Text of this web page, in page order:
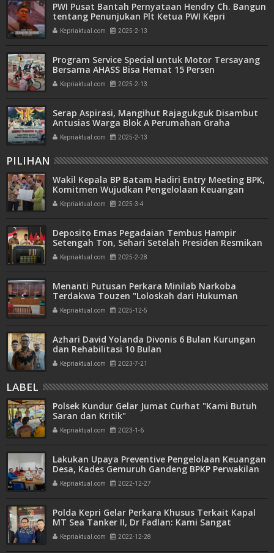
PWI Pusat Bantah Pernyataan Hendry Ch. Bangun
tentang Penunjukan Plt Ketua PWI Kepri
Kepriaktual.com 2025-2-13
Program Service Special untuk Motor Tersayang
Bersama AHASS Bisa Hemat 15 Persen
Kepriaktual.com 2025-2-13
Serap Aspirasi, Mangihut Rajagukguk Disambut
Antusias Warga Blok A Perumahan Graha
Legenda Malaka
Kepriaktual.com 2025-2-13
PILIHAN
Wakil Kepala BP Batam Hadiri Entry Meeting BPK,
Komitmen Wujudkan Pengelolaan Keuangan
Transparan dan Akuntabel
Kepriaktual.com 2025-3-4
Deposito Emas Pegadaian Tembus Hampir
Setengah Ton, Sehari Setelah Presiden Resmikan
Bank Emas
Kepriaktual.com 2025-2-28
Menanti Putusan Perkara Minilab Narkoba
Terdakwa Touzen "Loloskah dari Hukuman
Seumur Hidup atau Mati"
Kepriaktual.com 2025-12-5
Azhari David Yolanda Divonis 6 Bulan Kurungan
dan Rehabilitasi 10 Bulan
Kepriaktual.com 2023-7-21
LABEL
Polsek Kundur Gelar Jumat Curhat "Kami Butuh
Saran dan Kritik"
Kepriaktual.com 2023-1-6
Lakukan Upaya Preventive Pengelolaan Keuangan
Desa, Kades Gemuruh Gandeng BPKP Perwakilan
Kepri
Kepriaktual.com 2022-12-27
Polda Kepri Gelar Perkara Khusus Terkait Kapal
MT Sea Tanker II, Dr Fadlan: Kami Sangat
Mengapresiasi
Kepriaktual.com 2022-12-28